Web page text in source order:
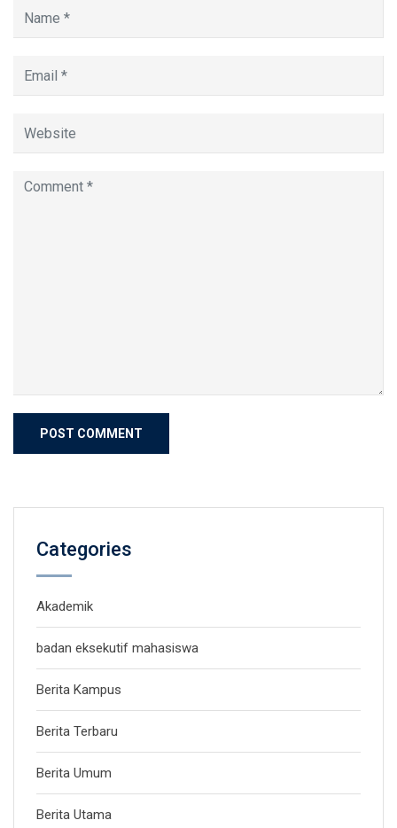
Categories
Akademik
badan eksekutif mahasiswa
Berita Kampus
Berita Terbaru
Berita Umum
Berita Utama